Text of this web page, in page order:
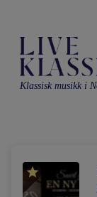
Klassisk musikk i